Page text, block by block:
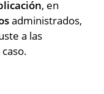
, en
administrados,
a las